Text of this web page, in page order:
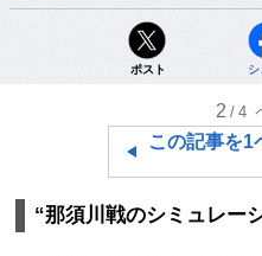
ポスト
2 /4
この記事を1
“那須川戦のシミュレー